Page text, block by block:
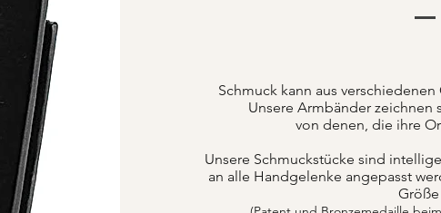
Schmuck kann aus
Unsere Armbänder zeichnen
von denen, die ihre
Unsere Schmuckstücke sind
an alle Handgelenke angepasst
Größe